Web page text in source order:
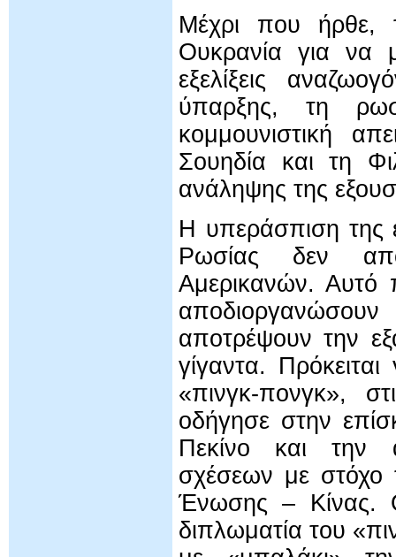
Μέχρι που ήρθε,
Ουκρανία για να
εξελίξεις
ύπαρξης, τη
κομμουνιστική
Σουηδία και τη
ανάληψης της
Η υπεράσπιση της
Ρωσίας δεν
Αμερικανών. Αυτό
αποτρέψουν την
γίγαντα.
«πινγκ-πονγκ»,
οδήγησε στην
Πεκίνο και την
σχέσεων με στόχο
Ένωσης – Κίνας.
διπλωματία του